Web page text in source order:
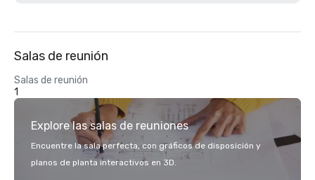
Salas de reunión
Salas de reunión
1
Explore las salas de reuniones
Encuentre la sala perfecta, con gráficos de disposición y
planos de planta interactivos en 3D.